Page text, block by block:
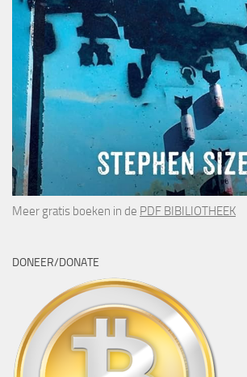
Meer gratis boeken in de PDF BIBILIOTHEEK
DONEER/DONATE